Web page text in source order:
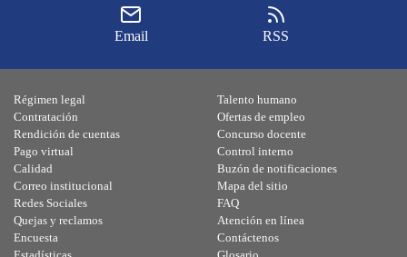
Email RSS
Régimen legal
Contratación
Rendición de cuentas
Pago virtual
Calidad
Talento humano
Ofertas de empleo
Concurso docente
Control interno
Buzón de notificaciones
Correo institucional
Redes Sociales
Quejas y reclamos
Encuesta
Mapa del sitio
FAQ
Atención en línea
Contáctenos